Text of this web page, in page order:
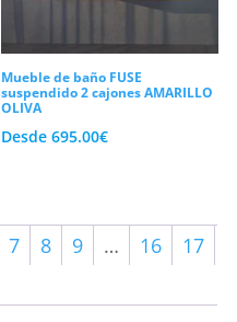
Mueble de baño FUSE
suspendido 2 cajones AMARILLO
OLIVA
Desde695.00€
7 8 9 … 16
17